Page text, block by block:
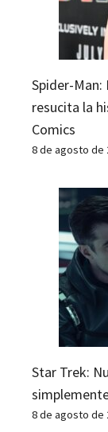
Spider-Man:
resucita la
Comics
8 de agosto de
Star Trek:
8 de agosto de